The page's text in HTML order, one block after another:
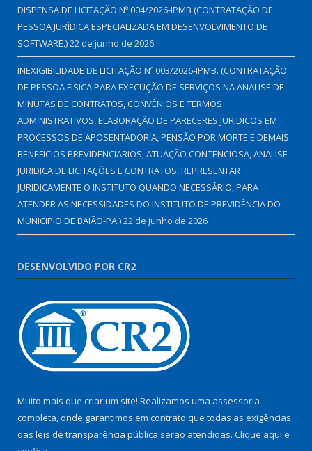
DISPENSA DE LICITAÇÃO Nº 004/2026-IPMB (CONTRATAÇÃO DE
PESSOA JURÍDICA ESPECIALIZADA EM DESENVOLVIMENTO DE
SOFTWARE.)22 de junho de 2026
INEXIGIBILIDADE DE LICITAÇÃO Nº 003/2026-IPMB. (CONTRATAÇÃO
DE PESSOA FISICA PARA EXECUÇÃO DE SERVIÇOS NA ANALISE DE
MINUTAS DE CONTRATOS, CONVÊNIOS E TERMOS
ADMINISTRATIVOS, ELABORAÇÃO DE PARECERES JURIDICOS EM
PROCESSOS DE APOSENTADORIA, PENSÃO POR MORTE E DEMAIS
BENEFICIOS PREVIDENCIARIOS, ATUAÇÃO CONTENCIOSA, ANALISE
JURIDICA DE LICITAÇÕES E CONTRATOS, REPRESENTAR
JURIDICAMENTE O INSTITUTO QUANDO NECESSÁRIO, PARA
ATENDER AS NECESSIDADES DO INSTITUTO DE PREVIDÊNCIA DO
MUNICIPIO DE BAIÃO-PA.)22 de junho de 2026
DESENVOLVIDO POR CR2
Muito mais que criar um site! Realizamos uma assessoria
completa, onde garantimos em contrato que todas as exigências
das leis de transparência pública serão atendidas. Clique aqui e